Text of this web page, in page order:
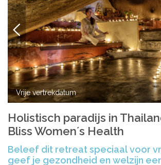
VORIGE
Vrije vertrekdatum
Holistisch paradijs in
Bliss Women´s Health
Beleef dit retreat speciaal voor
geef je gezondheid en welzijn